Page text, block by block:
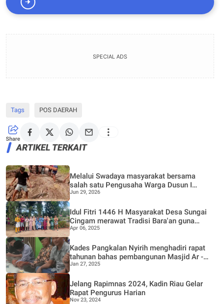
SPECIAL ADS
Tags POS DAERAH
Share
ARTIKEL TERKAIT
Melalui Swadaya masyarakat bersama
salah satu Pengusaha Warga Dusun I
Bantal Jaya Bergotong Royong Perbaiki
Jalan Rusak
Jun 29, 2026
Idul Fitri 1446 H Masyarakat Desa Sungai
Cingam merawat Tradisi Bara'an guna
mempererat Silaturrahmi
Apr 06, 2025
Kades Pangkalan Nyirih menghadiri rapat
tahunan bahas pembangunan Masjid Ar -
Ridwan dan Poskamling bersama warga
Dusun II
Jan 27, 2025
Jelang Rapimnas 2024, Kadin Riau Gelar
Rapat Pengurus Harian
Nov 23, 2024